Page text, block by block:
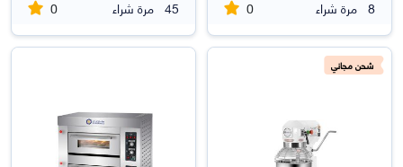
8 مرة شراء 0
45 مرة شراء 0
شحن مجاني